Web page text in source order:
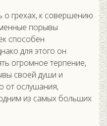
грехах, к совершению
порывы
способен
для этого он
огромное терпение,
своей души и
от ослушания,
из самых больших